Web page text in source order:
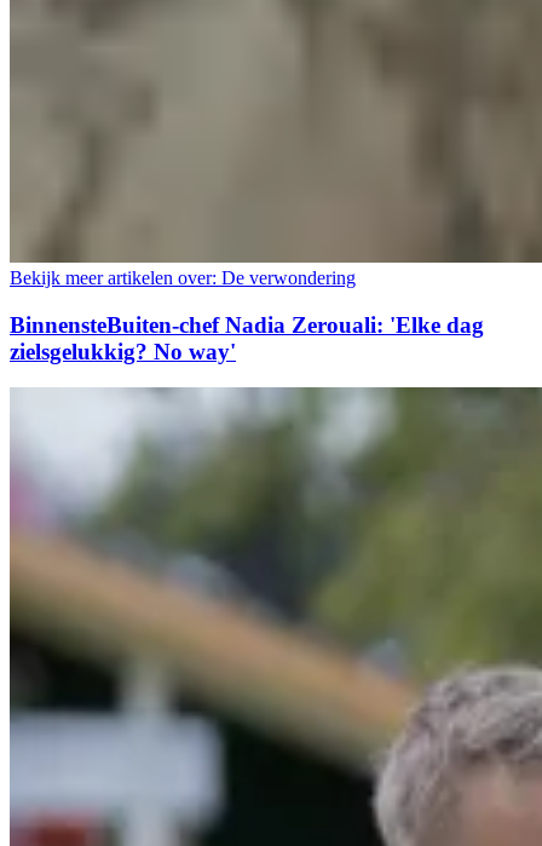
Bekijk meer artikelen over: De verwondering
BinnensteBuiten-chef Nadia Zerouali: 'Elke dag
zielsgelukkig? No way'